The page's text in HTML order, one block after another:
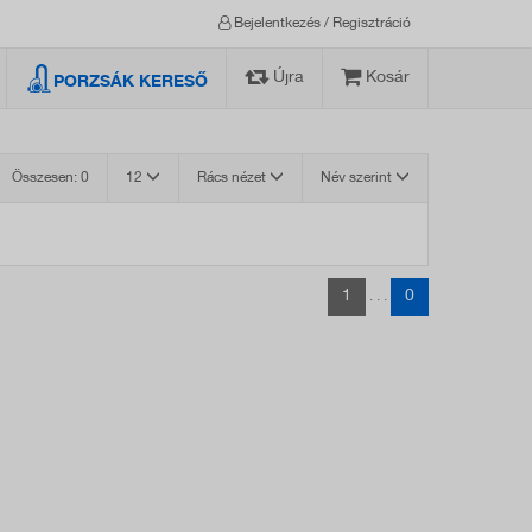
Bejelentkezés / Regisztráció
PORZSÁK KERESŐ Újra Kosár
Név szerint
Rács nézet
12
Összesen: 0
1 . . . 0